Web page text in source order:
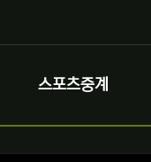
스포츠중계